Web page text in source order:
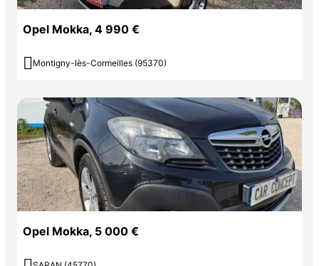
Opel Mokka, 4 990 €
 Montigny-lès-Cormeilles (95370)
Opel Mokka, 5 000 €